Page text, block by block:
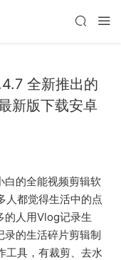
全新推出的
新版下载安卓
白的全能视频剪辑软
人都觉得生活中的点
的人用Vlog记录生
录的生活碎片剪辑制
工具，有裁剪、去水